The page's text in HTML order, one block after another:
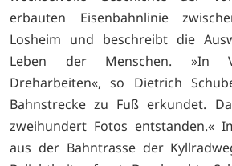
erbauten Eisenbahnlinie
Losheim und beschreibt die
Leben der Menschen. »In
Dreharbeiten«, so Dietrich
Bahnstrecke zu Fuß erkundet.
zweihundert Fotos entstanden.«
aus der Bahntrasse der